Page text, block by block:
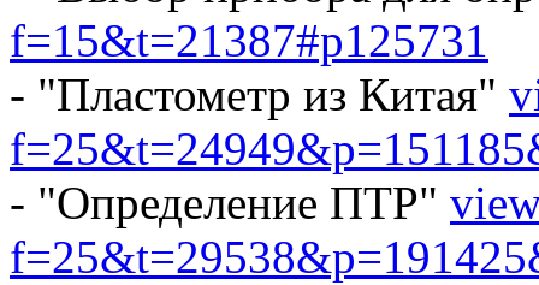
f=15&t=21387#p125731
- "Пластометр из Китая"
- "Определение ПТР"